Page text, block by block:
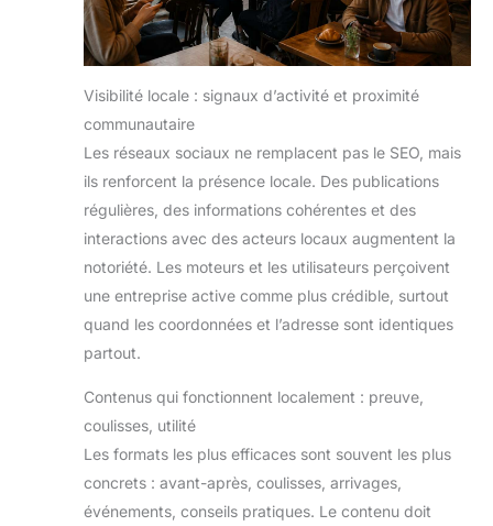
Visibilité locale : signaux d’activité et proximité
communautaire
Les réseaux sociaux ne remplacent pas le SEO, mais
ils renforcent la présence locale. Des publications
régulières, des informations cohérentes et des
interactions avec des acteurs locaux augmentent la
notoriété. Les moteurs et les utilisateurs perçoivent
une entreprise active comme plus crédible, surtout
quand les coordonnées et l’adresse sont identiques
partout.
Contenus qui fonctionnent localement : preuve,
coulisses, utilité
Les formats les plus efficaces sont souvent les plus
concrets : avant-après, coulisses, arrivages,
événements, conseils pratiques. Le contenu doit